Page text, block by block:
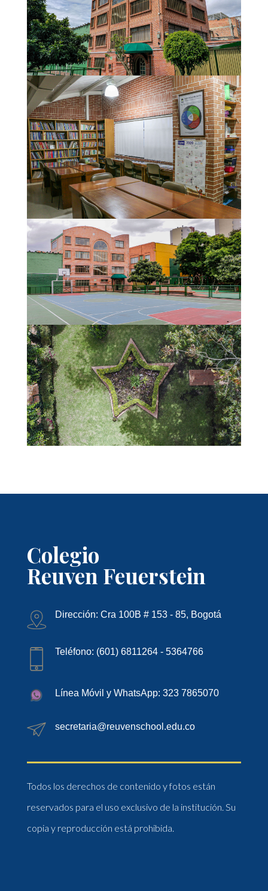
Colegio
Reuven Feuerstein
Dirección: Cra 100B # 153 - 85, Bogotá
Teléfono: (601) 6811264 - 5364766
Línea Móvil y WhatsApp: 323 7865070
secretaria@reuvenschool.edu.co
Todos los derechos de contenido y fotos están
reservados para el uso exclusivo de la institución. Su
copia y reproducción está prohibida.